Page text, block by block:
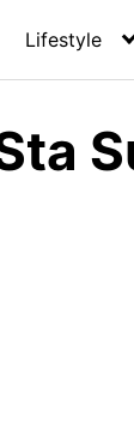
Lifestyle